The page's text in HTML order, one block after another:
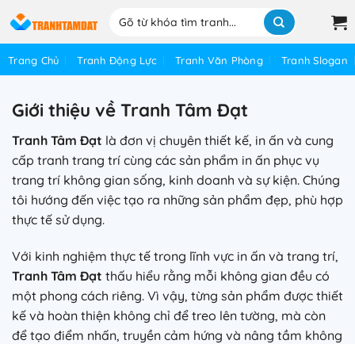
qua
nội
dung
Tìm
Trang Chủ Tranh Động Lực Tranh Văn Phòng Tranh Slogan
Giới thiệu về Tranh Tâm Đạt
Tranh Tâm Đạt là đơn vị chuyên thiết kế, in ấn và cung
cấp tranh trang trí cùng các sản phẩm in ấn phục vụ
trang trí không gian sống, kinh doanh và sự kiện. Chúng
tôi hướng đến việc tạo ra những sản phẩm đẹp, phù hợp
thực tế sử dụng.
Với kinh nghiệm thực tế trong lĩnh vực in ấn và trang trí,
Tranh Tâm Đạt thấu hiểu rằng mỗi không gian đều có
một phong cách riêng. Vì vậy, từng sản phẩm được thiết
kế và hoàn thiện không chỉ để treo lên tường, mà còn
để tạo điểm nhấn, truyền cảm hứng và nâng tầm không